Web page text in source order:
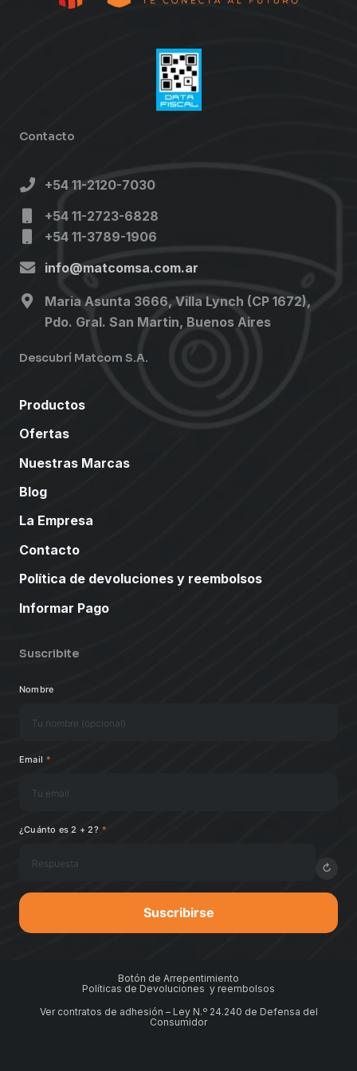
Contacto
+54 11-2120-7030
+54 11-2723-6828
+54 11-3789-1906
info@matcomsa.com.ar
Maria Asunta 3666, Villa Lynch (CP 1672),
Pdo. Gral. San Martin, Buenos Aires
Descubrí Matcom S.A.
Productos
Ofertas
Nuestras Marcas
Blog
La Empresa
Contacto
Política de devoluciones y reembolsos
Informar Pago
Suscribite
Nombre
Email *
¿Cuánto es 2 + 2? *
↻
Suscribirse
Botón de Arrepentimiento
Políticas de Devoluciones y reembolsos
Ver contratos de adhesión – Ley N.º 24.240 de Defensa del
Consumidor